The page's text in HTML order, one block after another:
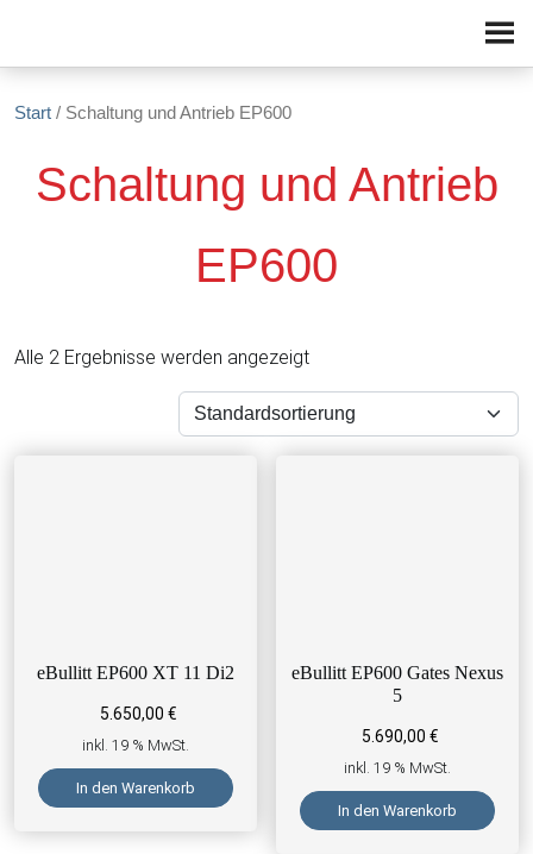
Start / Schaltung und Antrieb EP600
Schaltung und Antrieb
EP600
Alle 2 Ergebnisse werden angezeigt
eBullitt EP600 XT 11 Di2
5.650,00 €
inkl. 19 % MwSt.
In den Warenkorb
eBullitt EP600 Gates Nexus
5
5.690,00€
inkl. 19 % MwSt.
In den Warenkorb